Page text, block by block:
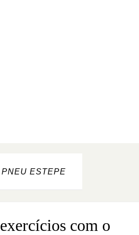
ESTEPE
com o